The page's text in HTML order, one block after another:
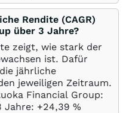
Rendite (CAGR)
über 3 Jahre?
zeigt, wie stark der
ist. Dafür
jährliche
jeweiligen Zeitraum.
Financial Group:
Jahre: +24,39 %